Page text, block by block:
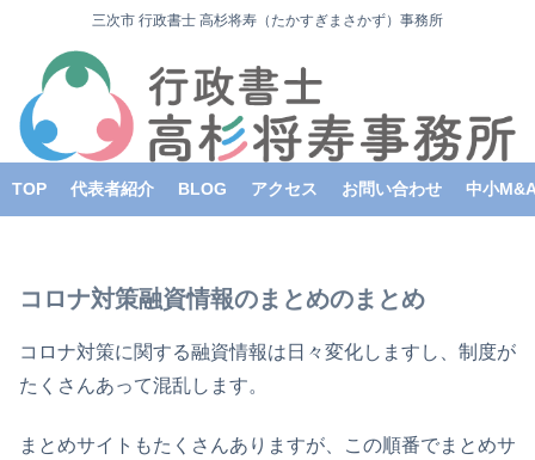
三次市 行政書士 高杉将寿（たかすぎまさかず）事務所
TOP 代表者紹介 BLOG アクセス お問い合わせ 中小
コロナ対策融資情報のまとめのまとめ
コロナ対策に関する融資情報は日々変化しますし、制度が
たくさんあって混乱します。
まとめサイトもたくさんありますが、この順番でまとめサ